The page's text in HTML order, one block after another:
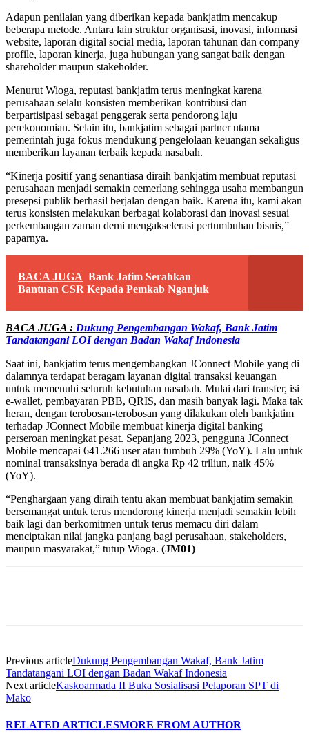
Adapun penilaian yang diberikan kepada bankjatim mencakup
beberapa metode. Antara lain struktur organisasi, inovasi, informasi
website, laporan digital social media, laporan tahunan dan company
profile, laporan kinerja, juga hubungan yang sangat baik dengan
shareholder maupun stakeholder.
Menurut Wioga, reputasi bankjatim terus meningkat karena
perusahaan selalu konsisten memberikan kontribusi dan
berpartisipasi sebagai penggerak serta pendorong laju
perekonomian. Selain itu, bankjatim sebagai partner utama
pemerintah juga fokus mendukung pengelolaan keuangan sekaligus
memberikan layanan terbaik kepada nasabah.
“Kinerja positif yang senantiasa diraih bankjatim membuat reputasi
perusahaan menjadi semakin cemerlang sehingga usaha membangun
presepsi publik berhasil berjalan dengan baik. Karena itu, kami akan
terus konsisten melakukan berbagai kolaborasi dan inovasi sesuai
perkembangan zaman demi mengakselerasi pertumbuhan bisnis,”
paparnya.
BACA JUGA Bank Jatim Serahkan
Bantuan CSR Kepada Pemkab Nganjuk
BACA JUGA : Dukung Pengembangan Wakaf, Bank Jatim
Tandatangani LOI dengan Badan Wakaf Indonesia
Saat ini, bankjatim terus mengembangkan JConnect Mobile yang di
dalamnya terdapat beragam layanan digital transaksi keuangan
untuk memenuhi seluruh kebutuhan nasabah. Mulai dari transfer, isi
e-wallet, pembayaran PBB, QRIS, dan masih banyak lagi. Maka tak
heran, dengan terobosan-terobosan yang dilakukan oleh bankjatim
terhadap JConnect Mobile membuat kinerja digital banking
perseroan meningkat pesat. Sepanjang 2023, pengguna JConnect
Mobile mencapai 641.266 user atau tumbuh 29% (YoY). Lalu untuk
nominal transaksinya berada di angka Rp 42 triliun, naik 45%
(YoY).
“Penghargaan yang diraih tentu akan membuat bankjatim semakin
bersemangat untuk terus mendorong kinerja menjadi semakin lebih
baik lagi dan berkomitmen untuk terus memacu diri dalam
menciptakan nilai jangka panjang bagi perusahaan, stakeholders,
maupun masyarakat,” tutup Wioga. (JM01)
Previous articleDukung Pengembangan Wakaf, Bank Jatim
Tandatangani LOI dengan Badan Wakaf Indonesia
Next articleKaskoarmada II Buka Sosialisasi Pelaporan SPT di
Mako
RELATED ARTICLESMORE FROM AUTHOR